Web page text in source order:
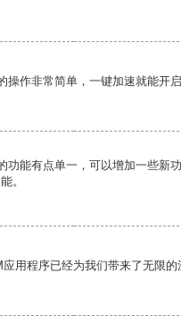
操作非常简单，一键加速就能开启
功能有点单一，可以增加一些新
。
用程序已经为我们带来了无限的